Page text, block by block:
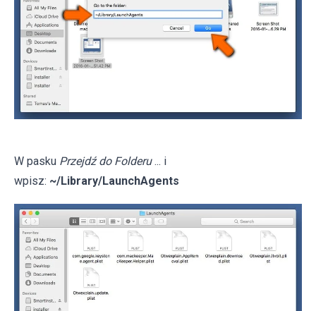
W pasku Przejdź do Folderu ... i
wpisz: ~/Library/LaunchAgents